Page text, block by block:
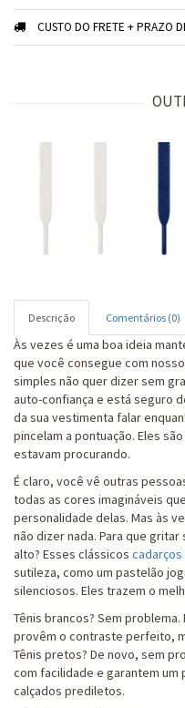
CUSTO DO FRETE + PRAZO
Descrição Comentários (0)
Às vezes é uma boa ideia
que você consegue com
simples não quer dizer sem
auto-confiança e está seguro
da sua vestimenta falar
pincelam a pontuação. Eles
estavam procurando.
É claro, você vê outras
todas as cores imagináveis
personalidade delas. Mas às
não dizer nada. Para que
alto? Esses clássicos
sutileza, como um pastelão
silenciosos. Eles trazem o
Tênis brancos? Sem problema.
provêm o contraste perfeito,
Tênis pretos? De novo, sem
com facilidade e garantem um
calçados prediletos.